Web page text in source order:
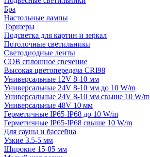
Бра
Настольные лампы
Торшеры
Подсветка для картин и зеркал
Потолочные светильники
Светодиодные ленты
COB сплошное свечение
Высокая цветопередача CRI98
Универсальные 12V 8-10 мм
Универсальные 24V 8-10 мм до 10 W/m
Универсальные 24V 8-10 мм свыше 10 W/m
Универсальные 48V 10 мм
Герметичные IP65-IP68 до 10 W/m
Герметичные IP65-IP68 свыше 10 W/m
Для сауны и бассейна
Узкие 3.5-5 мм
Широкие 15-85 мм